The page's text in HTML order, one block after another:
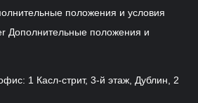
положения и условия
Дополнительные положения и
1 Касл-стрит, 3-й этаж, Дублин, 2